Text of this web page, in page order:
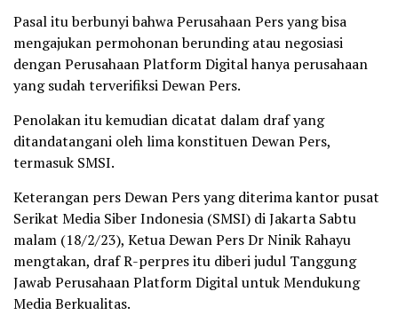
Pasal itu berbunyi bahwa Perusahaan Pers yang bisa
mengajukan permohonan berunding atau negosiasi
dengan Perusahaan Platform Digital hanya perusahaan
yang sudah terverifiksi Dewan Pers.
Penolakan itu kemudian dicatat dalam draf yang
ditandatangani oleh lima konstituen Dewan Pers,
termasuk SMSI.
Keterangan pers Dewan Pers yang diterima kantor pusat
Serikat Media Siber Indonesia (SMSI) di Jakarta Sabtu
malam (18/2/23), Ketua Dewan Pers Dr Ninik Rahayu
mengtakan, draf R-perpres itu diberi judul Tanggung
Jawab Perusahaan Platform Digital untuk Mendukung
Media Berkualitas.